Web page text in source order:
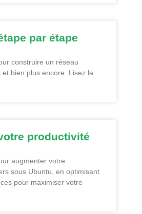
par étape
construire un réseau
bien plus encore. Lisez la
productivité
augmenter votre
sous Ubuntu, en optimisant
pour maximiser votre